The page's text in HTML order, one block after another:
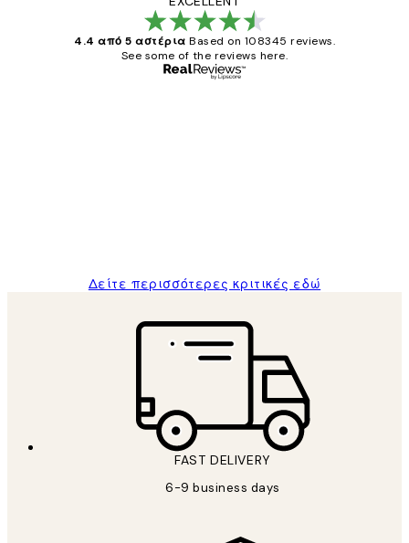
4.4 από 5 αστέρια Based on 108345 reviews.
See some of the reviews here.
Δείτε περισσότερες κριτικές εδώ
FAST DELIVERY
6-9 business days